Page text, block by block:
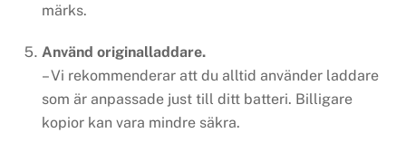
märks.
Använd originalladdare.
– Vi rekommenderar att du alltid använder laddare
som är anpassade just till ditt batteri. Billigare
kopior kan vara mindre säkra.